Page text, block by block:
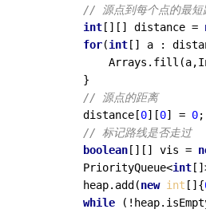
// 源点到每个点的最短
int [][] distance =
for(int [] a :
        }
// 源点的距离
        distance[
0][0] = 0;
// 标记路线是否走过
boolean [][] vis =
        PriorityQueue<
int
        heap.add(
new int []{
while